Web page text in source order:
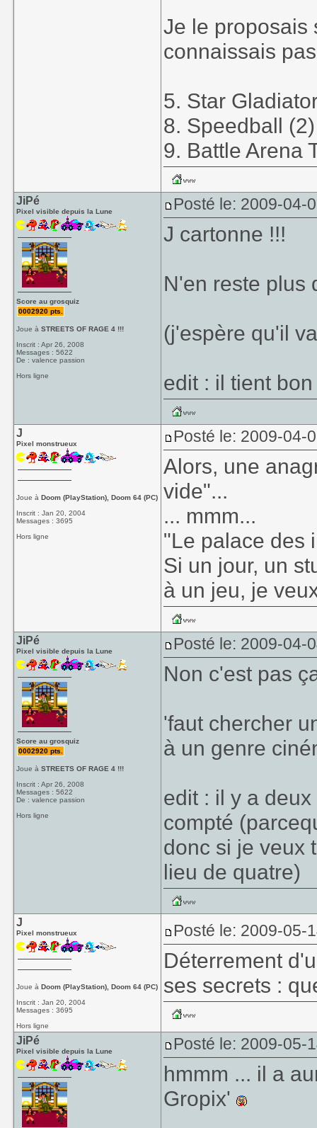
Je le proposais
connaissais
5. Star
8. Speedball
9. Battle Arena
JiPé
Pixel visible depuis la Lune
Score au grosquiz
0002920 pts.
Joue àSTREETS OF RAGE 4 !!!
Inscrit : Apr 26, 2008
Messages : 5622
De : valence passion
Hors ligne
Posté le: 2009-04-
J cartonne !!!
N'en reste plus
(j'espère qu'il
edit : il tient
J
Pixel monstrueux
Joue àDoom (PlayStation), Doom 64 (PC)
Inscrit : Jan 20, 2004
Messages : 3695
Hors ligne
Posté le: 2009-04-
Alors, une
vide"...
... mmm...
"Le palace des
Si un jour, un
à un jeu, je
JiPé
Pixel visible depuis la Lune
Score au grosquiz
0002920 pts.
Joue àSTREETS OF RAGE 4 !!!
Inscrit : Apr 26, 2008
Messages : 5622
De : valence passion
Hors ligne
Posté le: 2009-04-
Non c'est pas
'faut chercher
à un genre
edit : il y a
compté
donc si je veux
lieu de quatre)
J
Pixel monstrueux
Joue àDoom (PlayStation), Doom 64 (PC)
Inscrit : Jan 20, 2004
Messages : 3695
Hors ligne
Posté le: 2009-05-
Déterrement
ses secrets :
JiPé
Pixel visible depuis la Lune Posté le: 2009-05-
hmmm ... il a
Gropix'